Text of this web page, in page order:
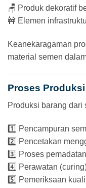
🪑 Produk dekoratif
🚧 Elemen
Keanekaragaman
material semen
Proses Produksi
Produksi barang dari
1️⃣ Pencampuran
2️⃣ Pencetakan
3️⃣ Proses
4️⃣ Perawatan
5️⃣ Pemeriksaan